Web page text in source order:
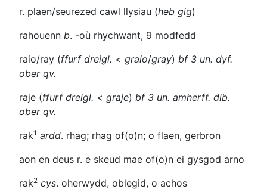
r. plaen/seurezed cawl llysiau (heb gig)
rahouenn b. -où rhychwant, 9 modfedd
raio/ray (ffurf dreigl. < graio/gray) bf 3 un. dyf.
ober qv.
raje (ffurf dreigl. < graje) bf 3 un. amherff. dib.
oberqv.
rak1 ardd. rhag; rhag of(o)n; o flaen, gerbron
aon en deus r. e skeud mae of(o)n ei gysgod arno
rak2 cys. oherwydd, oblegid, o achos